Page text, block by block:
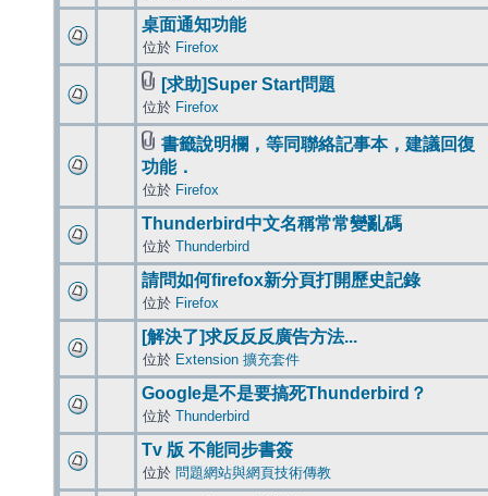
桌面通知功能
位於 Firefox
[求助]Super Start問題
位於 Firefox
書籤說明欄，等同聯絡記事本，建議回復
功能．
位於 Firefox
Thunderbird中文名稱常常變亂碼
位於 Thunderbird
請問如何firefox新分頁打開歷史記錄
位於 Firefox
[解決了]求反反反廣告方法...
位於 Extension 擴充套件
Google是不是要搞死Thunderbird？
位於 Thunderbird
Tv 版 不能同步書簽
位於 問題網站與網頁技術傳教